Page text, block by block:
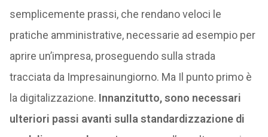
semplicemente prassi, che rendano veloci le
pratiche amministrative, necessarie ad esempio per
aprire un’impresa, proseguendo sulla strada
tracciata da Impresainungiorno. Ma Il punto primo è
la digitalizzazione. Innanzitutto, sono necessari
ulteriori passi avanti sulla standardizzazione di